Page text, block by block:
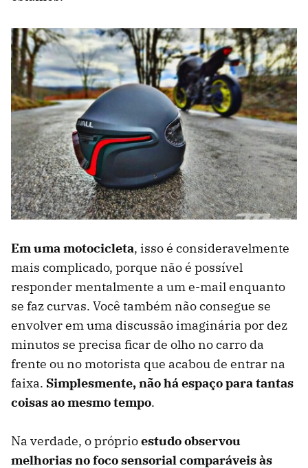
Em uma motocicleta, isso é consideravelmente
mais complicado, porque não é possível
responder mentalmente a um e-mail enquanto
se faz curvas. Você também não consegue se
envolver em uma discussão imaginária por dez
minutos se precisa ficar de olho no carro da
frente ou no motorista que acabou de entrar na
faixa. Simplesmente, não há espaço para tantas
coisas ao mesmo tempo.
Na verdade, o próprioestudo observou
melhorias no foco sensorial comparáveis ​​às